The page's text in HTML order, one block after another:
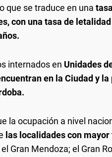
que se traduce en una
con una tasa de
internados en Unidades
en la Ciudad y
la ocupación a nivel
las localidades con
Gran Mendoza; el Gran